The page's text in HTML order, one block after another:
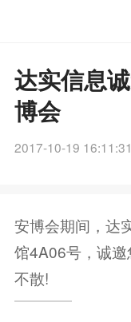
达实信息
博会
2017-10-19 16:11:31
安博会期间，达
馆4A06号，诚
不散!